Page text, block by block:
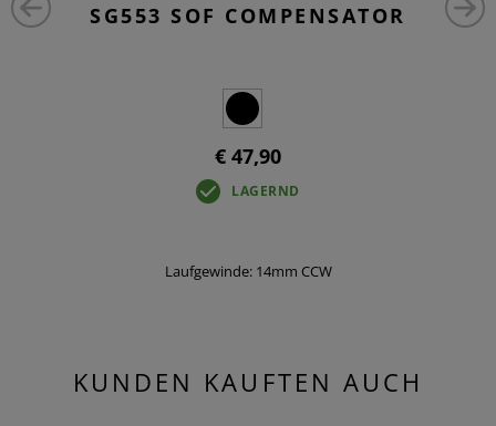
SG553 SOF COMPENSATOR
€ 47,90
LAGERND
Laufgewinde: 14mm CCW
KUNDEN KAUFTEN AUCH